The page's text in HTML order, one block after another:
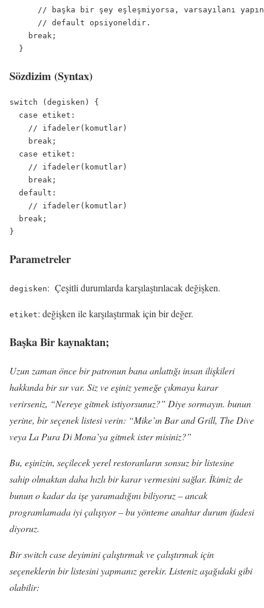
// başka bir şey eşleşmiyorsa, varsayılanı
      // default opsiyoneldir.
    break;
Sözdizim (Syntax)
switch (degisken) {
  case etiket:
    // ifadeler(komutlar)
    break;
  case etiket:
    // ifadeler(komutlar)
    break;
  default:
    // ifadeler(komutlar)
  break;
Parametreler
degisken: Çeşitli durumlarda karşılaştırılacak değişken.
etiket: değişken ile karşılaştırmak için bir değer.
Başka Bir kaynaktan;
Uzun zaman önce bir patronun bana anlattığı insan ilişkileri
hakkında bir sır var. Siz ve eşiniz yemeğe çıkmaya karar
verirseniz, “Nereye gitmek istiyorsunuz?” Diye sormayın. bunun
yerine, bir seçenek listesi verin: “Mike’ın Bar and Grill, The Dive
veya La Pura Di Mona’ya gitmek ister misiniz?”
Bu, eşinizin, seçilecek yerel restoranların sonsuz bir listesine
sahip olmaktan daha hızlı bir karar vermesini sağlar. İkimiz de
bunun o kadar da işe yaramadığını biliyoruz – ancak
programlamada iyi çalışıyor – bu yönteme anahtar durum ifadesi
diyoruz.
Bir switch case deyimini çalıştırmak ve çalıştırmak için
seçeneklerin bir listesini yapmanız gerekir. Listeniz aşağıdaki gibi
olabilir: